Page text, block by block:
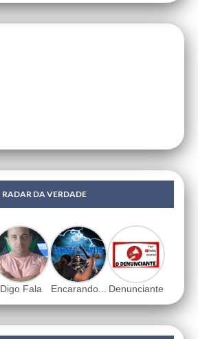
RADAR DA VERDADE
Digo Fala Encarando... Denunciante